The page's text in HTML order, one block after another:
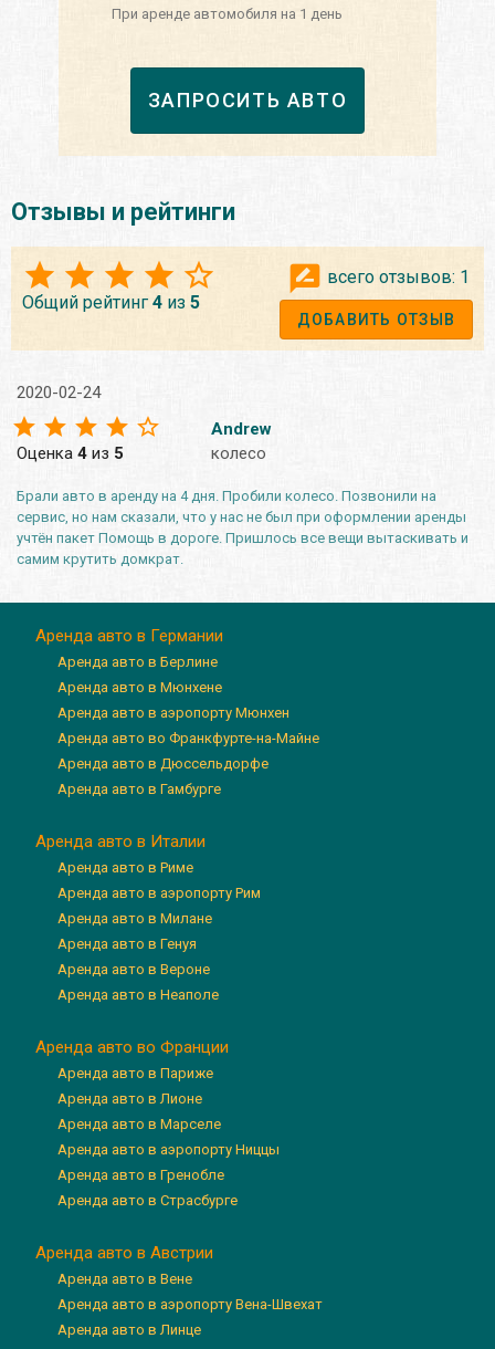
При аренде автомобиля на 1 день
ЗАПРОСИТЬ АВТО
Отзывы и рейтинги
Общий рейтинг 4 из 5
всего отзывов: 1
ДОБАВИТЬ ОТЗЫВ
2020-02-24
Оценка 4 из 5
Andrew
колесо
Брали авто в аренду на 4 дня. Пробили колесо. Позвонили на
сервис, но нам сказали, что у нас не был при оформлении аренды
учтён пакет Помощь в дороге. Пришлось все вещи вытаскивать и
самим крутить домкрат.
Аренда авто в Германии
Аренда авто в Берлине
Аренда авто в Мюнхене
Аренда авто в аэропорту Мюнхен
Аренда авто во Франкфурте-на-Майне
Аренда авто в Дюссельдорфе
Аренда авто в Гамбурге
Аренда авто в Италии
Аренда авто в Риме
Аренда авто в аэропорту Рим
Аренда авто в Милане
Аренда авто в Генуя
Аренда авто в Вероне
Аренда авто в Неаполе
Аренда авто во Франции
Аренда авто в Париже
Аренда авто в Лионе
Аренда авто в Марселе
Аренда авто в аэропорту Ниццы
Аренда авто в Гренобле
Аренда авто в Страсбурге
Аренда авто в Австрии
Аренда авто в Вене
Аренда авто в аэропорту Вена-Швехат
Аренда авто в Линце